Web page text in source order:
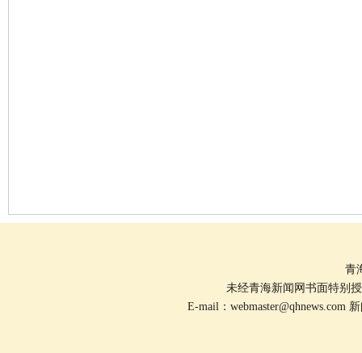
青
未经青海新闻网书面特别
E-mail： webmaster@qhnews.com